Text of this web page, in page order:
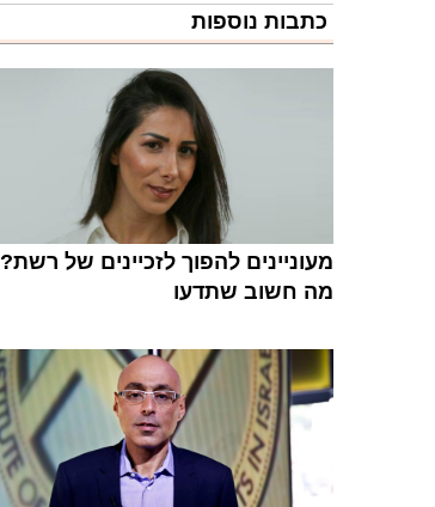
כתבות נוספות
מעוניינים להפוך לזכיינים של רשת?
מה חשוב שתדעו